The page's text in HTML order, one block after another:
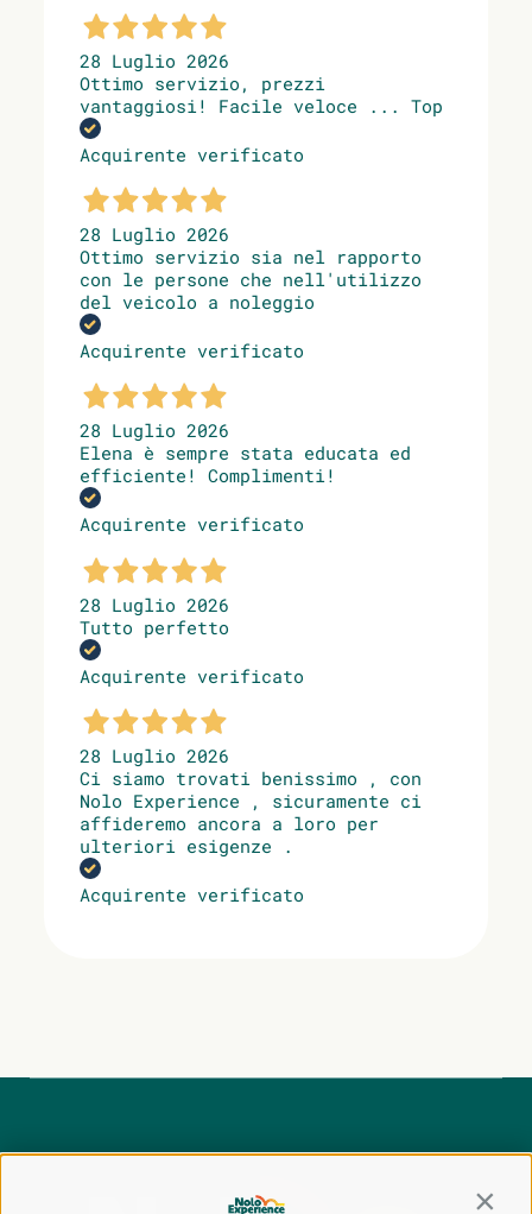
28 Luglio 2026
Ottimo servizio, prezzi
vantaggiosi! Facile veloce ... Top
Acquirente verificato
28 Luglio 2026
Ottimo servizio sia nel rapporto
con le persone che nell'utilizzo
del veicolo a noleggio
Acquirente verificato
28 Luglio 2026
Elena è sempre stata educata ed
efficiente! Complimenti!
Acquirente verificato
28 Luglio 2026
Tutto perfetto
Acquirente verificato
28 Luglio 2026
Ci siamo trovati benissimo , con
Nolo Experience , sicuramente ci
affideremo ancora a loro per
ulteriori esigenze .
Acquirente verificato